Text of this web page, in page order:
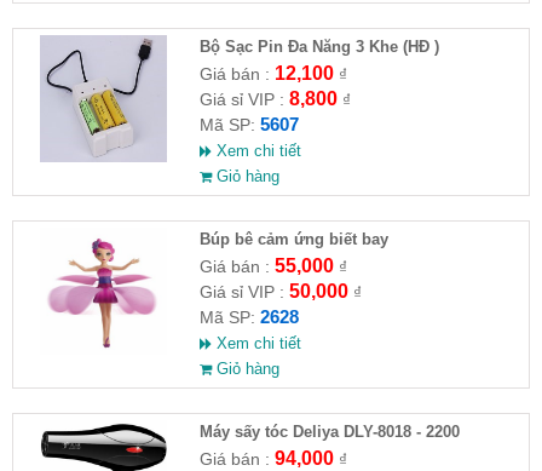
Bộ Sạc Pin Đa Năng 3 Khe (HĐ )
Giá bán : 12,100₫
Giá sỉ VIP : 8,800₫
Mã SP: 5607
Xem chi tiết
Giỏ hàng
​Búp bê cảm ứng biết bay
Giá bán : 55,000₫
Giá sỉ VIP : 50,000₫
Mã SP: 2628
Xem chi tiết
Giỏ hàng
Máy sấy tóc Deliya DLY-8018 - 2200
Giá bán : 94,000₫